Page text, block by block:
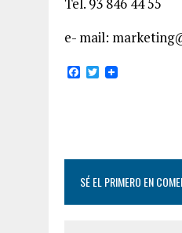
e- mail:
F
k
T
SÉ EL PRIMERO EN